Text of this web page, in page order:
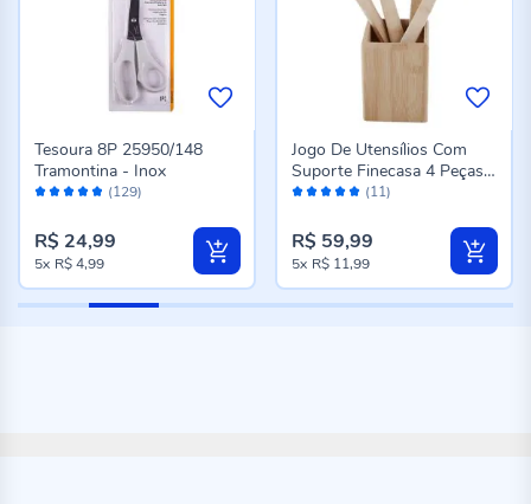
Avaliação: (129)
Tesoura 8P 25950/148
Tramontina - Inox
R$ 24,99
5x R$ 4,99
Avaliação: (11)
Jogo De Utensílios Com
Suporte Finecasa 4 Peças -
Bambu
R$ 59,99
5x R$ 11,99